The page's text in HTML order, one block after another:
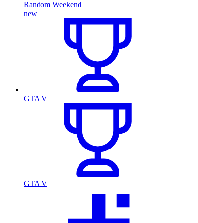
Random Weekend
new
GTA V
GTA V